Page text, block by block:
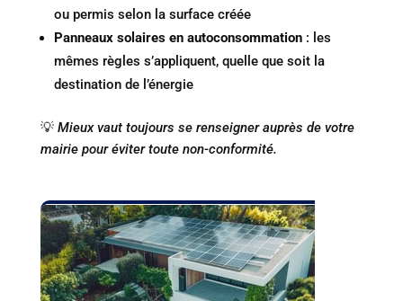
ou permis selon la surface créée
Panneaux solaires en autoconsommation: les
mêmes règles s’appliquent, quelle que soit la
destination de l’énergie
💡 Mieux vaut toujours se renseigner auprès de votre
mairie pour éviter toute non-conformité.